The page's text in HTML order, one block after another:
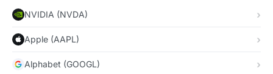
NVIDIA (NVDA)
Apple (AAPL)
Alphabet (GOOGL)